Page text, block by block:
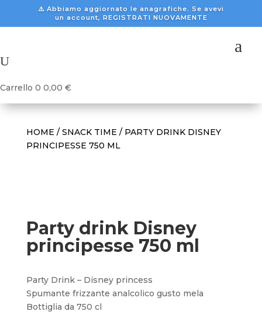
⚠️ Abbiamo aggiornato le anagrafiche. Se avevi
un account, REGISTRATI NUOVAMENTE
a
U
Carrello 0 0,00 €
HOME / SNACK TIME / PARTY DRINK DISNEY
PRINCIPESSE 750 ML
Party drink Disney
principesse 750 ml
Party Drink – Disney princess
Spumante frizzante analcolico gusto mela
Bottiglia da 750 cl